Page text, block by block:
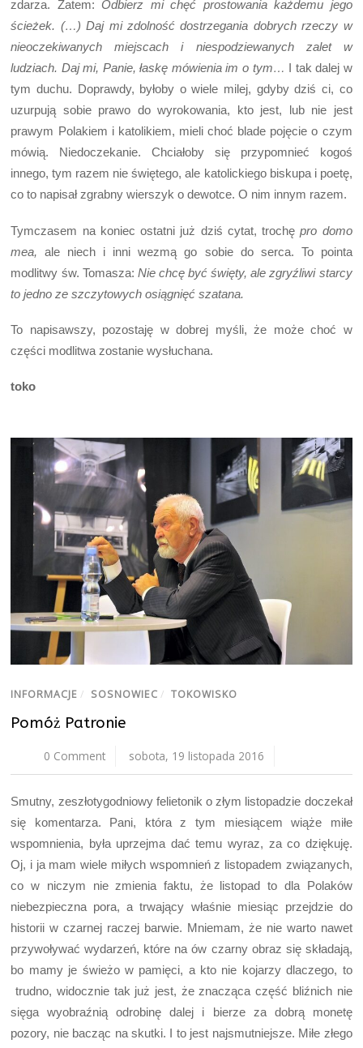
zdarza. Zatem:Odbierz mi chęć prostowania każdemu jego
ścieżek. (…) Daj mi zdolność dostrzegania dobrych rzeczy w
nieoczekiwanych miejscach i niespodziewanych zalet w
ludziach. Daj mi, Panie, łaskę mówienia im o tym… I tak dalej w
tym duchu. Doprawdy, byłoby o wiele milej, gdyby dziś ci, co
uzurpują sobie prawo do wyrokowania, kto jest, lub nie jest
prawym Polakiem i katolikiem, mieli choć blade pojęcie o czym
mówią. Niedoczekanie. Chciałoby się przypomnieć kogoś
innego, tym razem nie świętego, ale katolickiego biskupa i poetę,
co to napisał zgrabny wierszyk o dewotce. O nim innym razem.
Tymczasem na koniec ostatni już dziś cytat, trochępro domo
mea, ale niech i inni wezmą go sobie do serca. To pointa
modlitwy św. Tomasza: Nie chcę być święty, ale zgryźliwi starcy
to jedno ze szczytowych osiągnięć szatana.
To napisawszy, pozostaję w dobrej myśli, że może choć w
części modlitwa zostanie wysłuchana.
toko
INFORMACJE / SOSNOWIEC / TOKOWISKO
Pomóż Patronie
0 Comment sobota, 19 listopada 2016
Smutny, zeszłotygodniowy felietonik o złym listopadzie doczekał
się komentarza. Pani, która z tym miesiącem wiąże miłe
wspomnienia, była uprzejma dać temu wyraz, za co dziękuję.
Oj, i ja mam wiele miłych wspomnień z listopadem związanych,
co w niczym nie zmienia faktu, że listopad to dla Polaków
niebezpieczna pora, a trwający właśnie miesiąc przejdzie do
historii w czarnej raczej barwie. Mniemam, że nie warto nawet
przywoływać wydarzeń, które na ów czarny obraz się składają,
bo mamy je świeżo w pamięci, a kto nie kojarzy dlaczego, to
trudno, widocznie tak już jest, że znacząca część bliźnich nie
sięga wyobraźnią odrobinę dalej i bierze za dobrą monetę
pozory, nie bacząc na skutki. I to jest najsmutniejsze. Miłe złego